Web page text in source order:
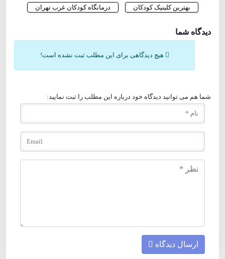
بهترین کلینیک کودکان درمانگاه کودکان غرب تهران
دیدگاه شما
هیچ دیدگاهی برای این مطلب ثبت نشده است!
شما هم می توانید دیدگاه خود درباره این مطلب را ثبت نمایید:
ارسال دیدگاه